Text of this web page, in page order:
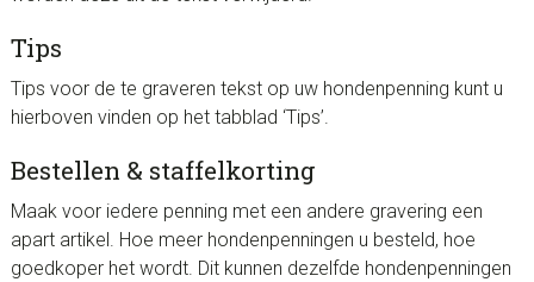
Tips
Tips voor de te graveren tekst op uw hondenpenning kunt u
hierboven vinden op het tabblad ‘Tips’.
Bestellen & staffelkorting
Maak voor iedere penning met een andere gravering een
apart artikel. Hoe meer hondenpenningen u besteld, hoe
goedkoper het wordt. Dit kunnen dezelfde hondenpenningen